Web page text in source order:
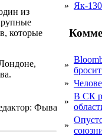
из
которые
Фыва
» Як-
»
»
»
В СК
»